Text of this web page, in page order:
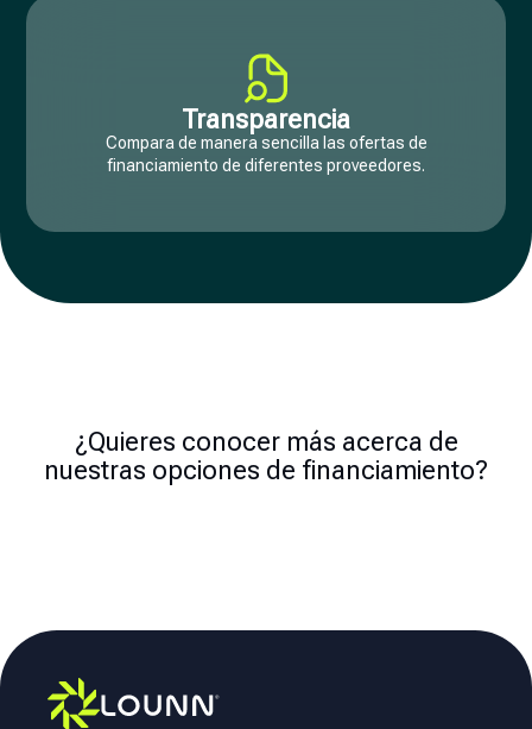
Transparencia
Compara de manera sencilla las ofertas de
financiamiento de diferentes proveedores.
¿Quieres conocer más acerca de
nuestras opciones de financiamiento?